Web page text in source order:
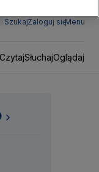
SzukajZaloguj sięMenu
CzytajSłuchajOglądaj